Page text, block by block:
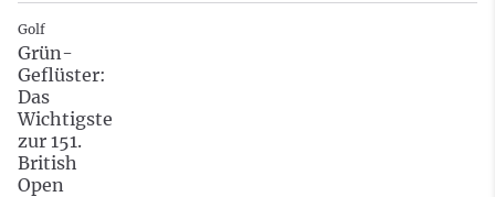
Golf
Grün-
Geflüster:
Das
Wichtigste
zur 151.
British
Open